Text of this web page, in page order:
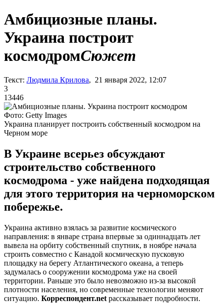
Амбициозные планы.
Украина построит
космодромСюжет
Текст: Людмила Крилова, 21 января 2022, 12:07
3
13446
Фото: Getty Images
Украина планирует построить собственный космодром на
Черном море
В Украине всерьез обсуждают
строительство собственного
космодрома - уже найдена подходящая
для этого территория на черноморском
побережье.
Украина активно взялась за развитие космического
направления: в январе страна впервые за одиннадцать лет
вывела на орбиту собственный спутник, в ноябре начала
строить совместно с Канадой космическую пусковую
площадку на берегу Атлантического океана, а теперь
задумалась о сооружении космодрома уже на своей
территории. Раньше это было невозможно из-за высокой
плотности населения, но современные технологии меняют
ситуацию. Корреспондент.net рассказывает подробности.